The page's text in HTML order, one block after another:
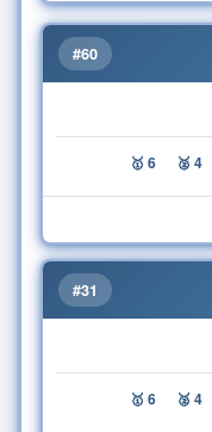
#60
🥇 6 🥈 4
#31
🥇 6 🥈 4